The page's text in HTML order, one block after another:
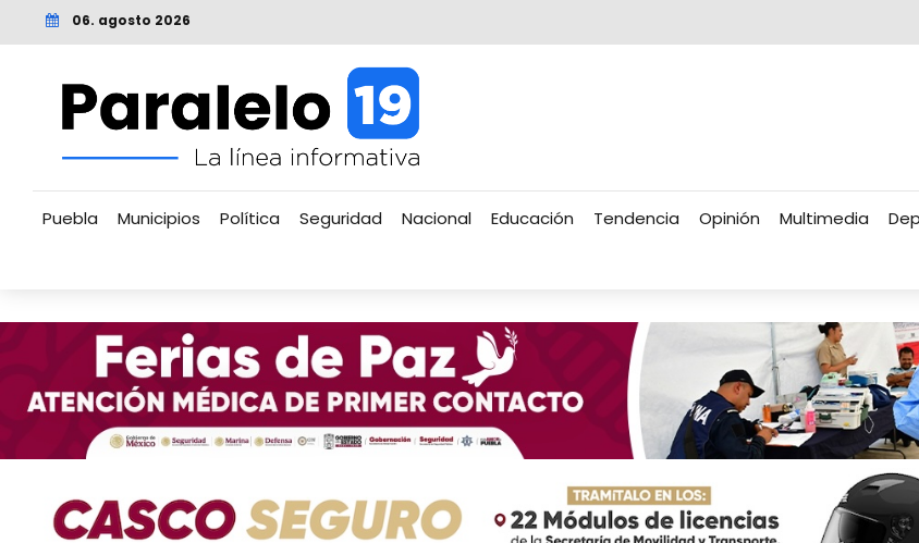
06. agosto 2026
Puebla Municipios Política Seguridad Nacional Educación Tendencia Opinión Multimedia